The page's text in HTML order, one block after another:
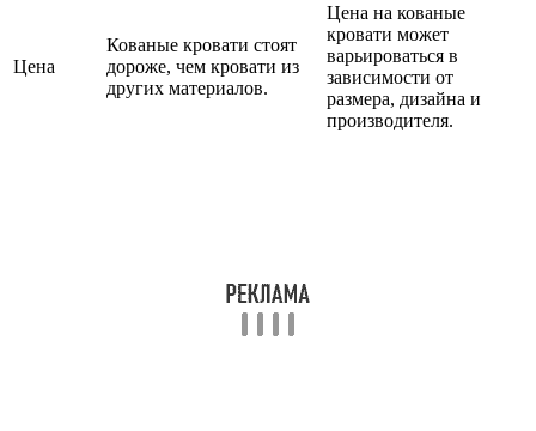
Цена
Кованые кровати стоят
дороже, чем кровати из
других материалов.
Цена на кованые
кровати может
варьироваться в
зависимости от
размера, дизайна и
производителя.